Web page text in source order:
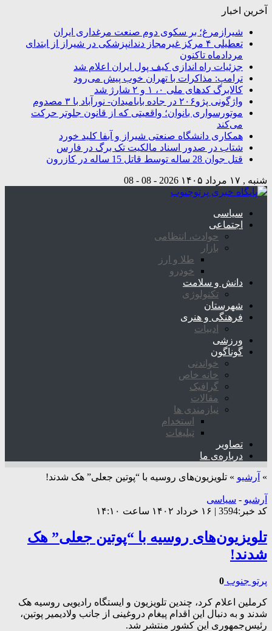
آخرین اخبار
شیرازمرغ؛ بر سکوی دوم صنعت مرغداری ایران
تعطیلی ۴ مرکز غیرمجاز دندانپزشکی در شیراز از ابتدای
مردادماه تاکنون
جزئیات راه اندازی کیف پول ایران اعلام شد
ترامپ: مذاکرات با تهران خوب پیش می‌رود
کالابرگ کدهای ملی ۰، ۱ و ۲ شارژ شد
واژگونی پژو۲۰۶ در جاده بابامیدان- نورآباد با ۳ مصدوم
موتورسواری بانوان؛ واقعیتی که از قانون جلوتر حرکت
می‌کند
همکاری دانشگاه صنعتی شیراز و آبفا کلید خورد
شتاب در صدور اسناد مالکیت تک برگ در فارس
قتل جوان 28 ساله توسط قاتل 15 ساله در کازرون
شنبه , ۱۷ مرداد ۱۴۰۵ 2026 - 08 - 08
سیاسی
اجتماعی
حوادث، انتظامی
بازار
طلا و ارز
خودرو
دانش و سلامت
تکنولوژی
شهرستان
فرهنگی و هنری
ادبیات
ورزشی
گوناگون
خواندنی
خانه خاص
گرافیک
مقالات
نیازمندی ها
استخدام
تبلیغات
تصاویر
درباره‌ی ما
» آرشیو » تلویزیون‌های روسیه با “پوتین جعلی” هک شدند!
آرشیو - سیاسی
کد خبر:3594 | ۱۶ خرداد ۱۴۰۲ ساعت ۱۴:۱۰
تلویزیون‌های روسیه با “پوتین جعلی” هک
شدند!
پرتو جنوب 0
کرملین اعلام کرد، چندین تلویزیون و ایستگاه رادیویی روسیه هک
شدند و به دنبال این اقدام پیغام دروغینی از جانب ولادیمیر پوتین،
رئیس‌جمهوری این کشور منتشر شد.